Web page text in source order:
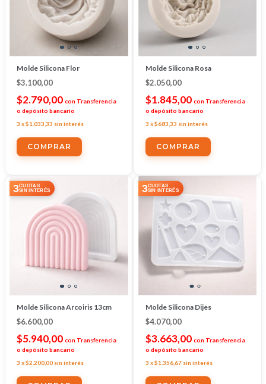
Molde Silicona Flor
$3.100,00
$2.790,00 con Transferencia
o depósito bancario
3 x$1.033,33 sin interés
Molde Silicona Rosa
$2.050,00
$1.845,00 con Transferencia
o depósito bancario
3 x$683,33 sin interés
3CUOTAS
SIN INTERÉS
Molde Silicona Arcoiris 13cm
$6.600,00
$5.940,00 con Transferencia
o depósito bancario
3 x$2.200,00 sin interés
3CUOTAS
SIN INTERÉS
Molde Silicona Dijes
$4.070,00
$3.663,00 con Transferencia
o depósito bancario
3 x$1.356,67 sin interés